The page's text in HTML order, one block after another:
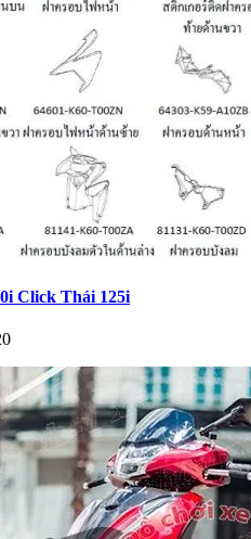
Click Thái 125i